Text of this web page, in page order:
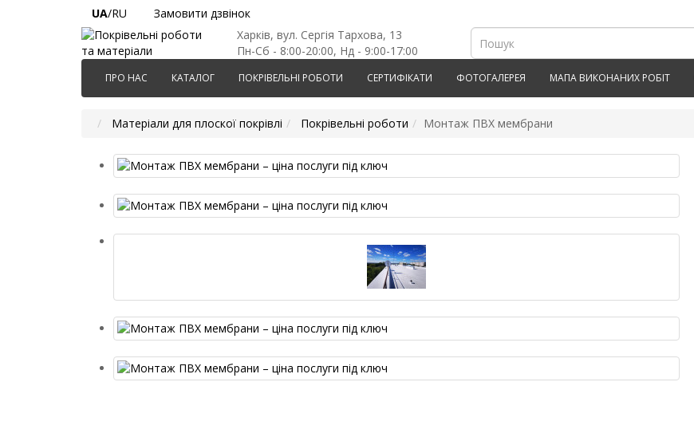
UA/RU Замовити дзвінок
Харків, вул. Сергія Тархова, 13
Пн-Сб - 8:00-20:00, Нд - 9:00-17:00
ПРО НАС КАТАЛОГ ПОКРІВЕЛЬНІ РОБОТИ СЕРТИФІКАТИ ФОТОГАЛЕРЕЯ МАПА ВИКОНАНИХ РОБІТ
Матеріали для плоскої покрівлі Покрівельні роботи Монтаж ПВХ мембрани